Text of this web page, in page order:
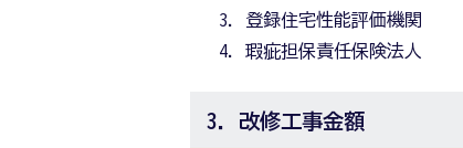
登録住宅性能評価機関
瑕疵担保責任保険法人
3．改修工事金額